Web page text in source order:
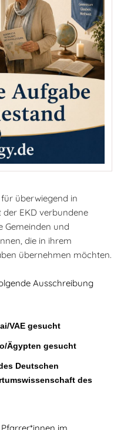
überwiegend in
EKD verbundene
Gemeinden und
die in ihrem
übernehmen möchten.
Ausschreibung
VAE gesucht
Ägypten gesucht
Deutschen
des